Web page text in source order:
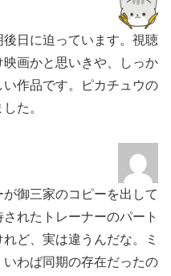
後日に迫っています。視聴
画かと思いきや、しっか
作品です。ピカチュウの
た。
御三家のコピーを出して
れたトレーナーのパート
ど、実は違うんだな。ミ
わば同期の存在だったの